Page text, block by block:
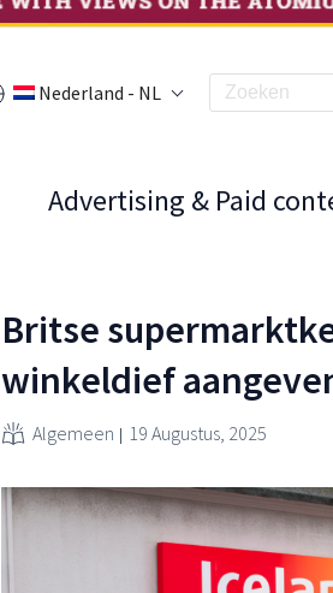
Nederland - NL
Advertising & Paid
Britse
winkeldief
Algemeen 19 Augustus, 2025